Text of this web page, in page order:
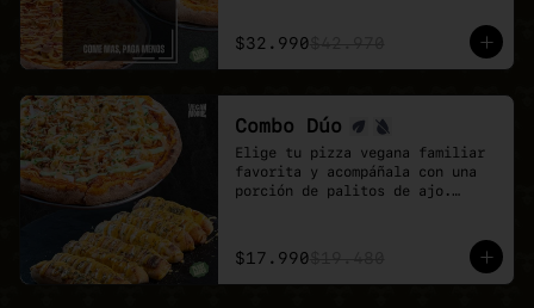
reuniones de trabajo o fines de
semana con hambre de pizza
vegana.
$32.990
Combo Dúo
Elige tu pizza vegana familiar
favorita y acompáñala con una
porción de palitos de ajo.
disfrutar todo el sabor de
Veganmobile.
$17.990